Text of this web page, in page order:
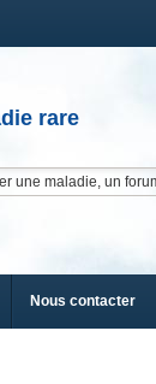
rare
Nous contacter